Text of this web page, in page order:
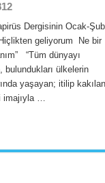
Dergisinin Ocak-
geliyorum Ne bir
“Tüm dünyayı
bulundukları ülkelerin
yaşayan; itilip
imajıyla …